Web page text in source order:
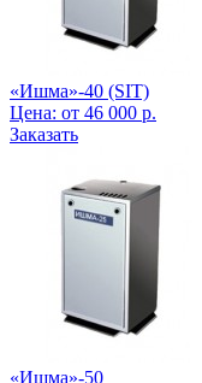
«Ишма»-40 (SIT)
Цена: от 46 000 р.
Заказать
«Ишма»-50